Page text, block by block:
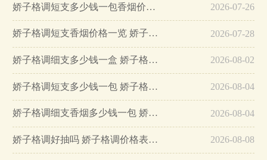
娇子格调短支多少钱一包香烟价格及图片… 2026-07-26
娇子格调短支香烟价格一览 娇子格调短支好抽吗… 2026-07-28
娇子格调细支多少钱一盒 娇子格调细支香烟怎么样… 2026-08-02
娇子格调短支多少钱一包 娇子格调价格表和图片一览… 2026-08-04
娇子格调细支香烟多少钱一包 娇子格调细支香烟价格表图2025大全… 2026-08-04
娇子格调好抽吗 娇子格调价格表2025… 2026-08-08